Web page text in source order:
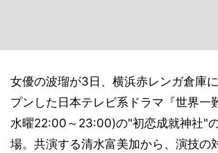
女優の波瑠が3日、横浜赤レンガ倉庫
プンした日本テレビ系ドラマ『世界一
水曜22:00～23:00)の"初恋成就神社"
場。共演する清水富美加から、演技の